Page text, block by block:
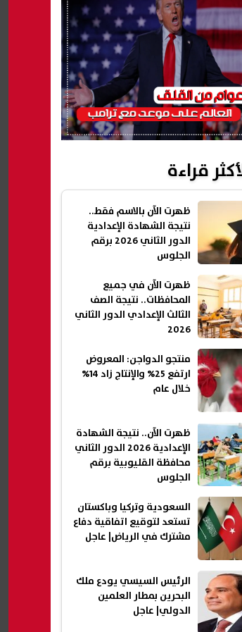
قراءة
ظهرت الآن بالاسم فقط..
نتيجة الشهادة الإعدادية
الدور الثاني 2026 برقم
الجلوس
ظهرت الآن في جميع
المحافظات.. نتيجة الصف
الثالث الإعدادي الدور الثاني
2026
منتجو الدواجن: المعروض
ارتفع 25% والإنتاج زاد 14%
خلال عام
ظهرت الآن.. نتيجة الشهادة
الإعدادية 2026 الدور الثاني
محافظة القليوبية برقم
الجلوس
السعودية وتركيا وباكستان
تستعد لتوقيع اتفاقية دفاع
مشترك في الرياض| عاجل
الرئيس السيسي يودع ملك
البحرين بمطار العلمين
الدولي| عاجل